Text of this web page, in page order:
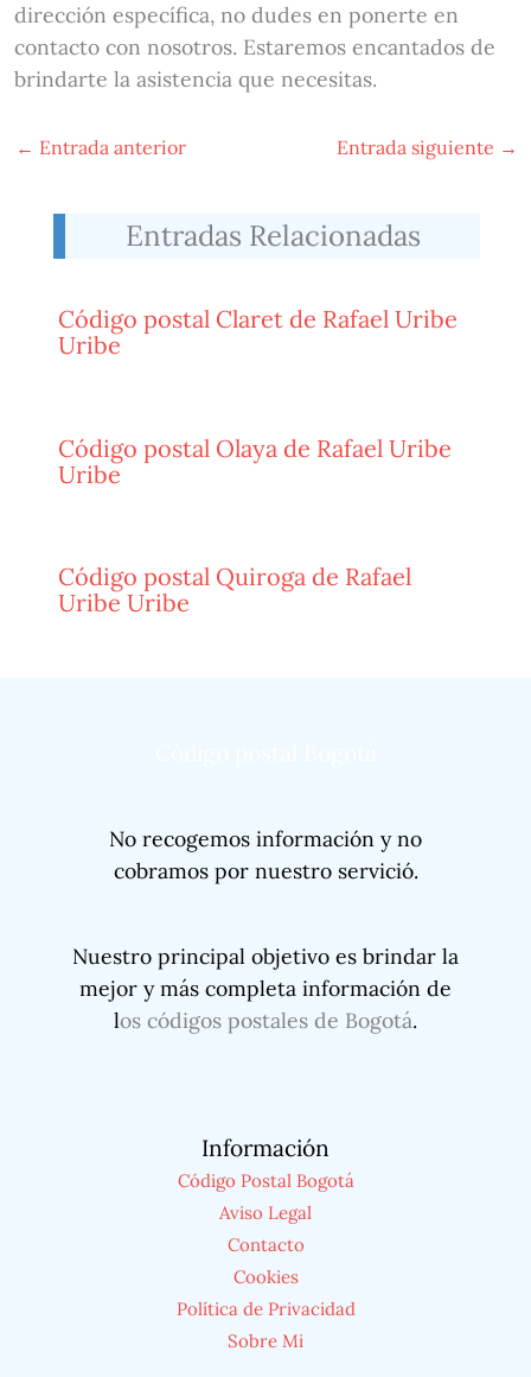
dirección específica, no dudes en ponerte en
contacto con nosotros. Estaremos encantados de
brindarte la asistencia que necesitas.
← Entrada anterior Entrada siguiente →
Entradas Relacionadas
Código postal Claret de Rafael Uribe
Uribe
Código postal Olaya de Rafael Uribe
Uribe
Código postal Quiroga de Rafael
Uribe Uribe
No recogemos información y no
cobramos por nuestro servició.
Nuestro principal objetivo es brindar la
mejor y más completa información de
los códigos postales de Bogotá.
Información
Código Postal Bogotá
Aviso Legal
Contacto
Cookies
Política de Privacidad
Sobre Mi